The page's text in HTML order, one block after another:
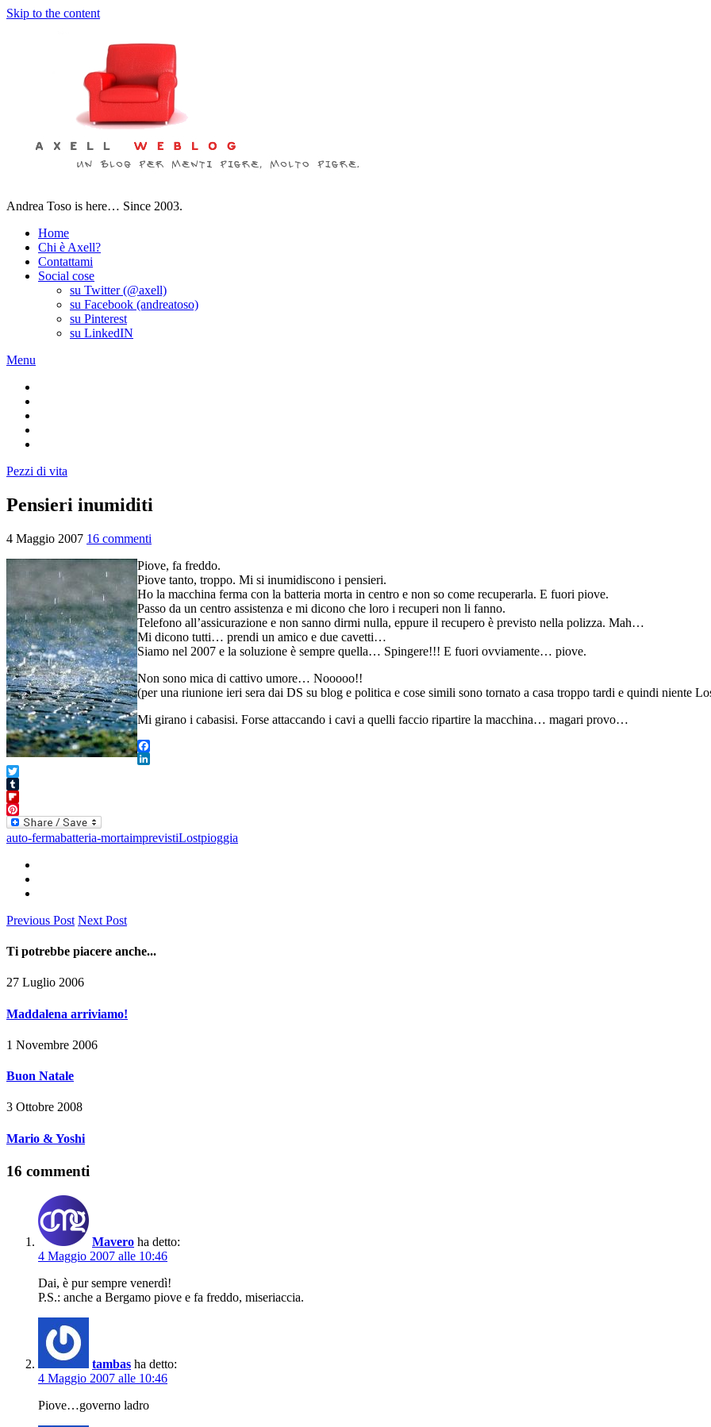
Skip to the content
Andrea Toso is here… Since 2003.
Home
Chi è Axell?
Contattami
Social cose
su Twitter (@axell)
su Facebook (andreatoso)
su Pinterest
su LinkedIN
Menu
Pezzi di vita
Pensieri inumiditi
4 Maggio 2007 16 commenti
Piove, fa freddo.
Piove tanto, troppo. Mi si inumidiscono i pensieri.
Ho la macchina ferma con la batteria morta in centro e non so come recuperarla. E fuori piove.
Passo da un centro assistenza e mi dicono che loro i recuperi non li fanno.
Telefono all’assicurazione e non sanno dirmi nulla, eppure il recupero è previsto nella polizza. Mah…
Mi dicono tutti… prendi un amico e due cavetti…
Siamo nel 2007 e la soluzione è sempre quella… Spingere!!! E fuori ovviamente… piove.
Non sono mica di cattivo umore… Nooooo!!
(per una riunione ieri sera dai DS su blog e politica e cose simili sono tornato a casa troppo tardi e quindi niente
Mi girano i cabasisi. Forse attaccando i cavi a quelli faccio ripartire la macchina… magari provo…
Facebook
LinkedIn
Twitter
Tumblr
Flipboard
Pinterest
auto-fermabatteria-mortaimprevistiLostpioggia
Previous Post Next Post
Ti potrebbe piacere anche...
27 Luglio 2006
Maddalena arriviamo!
1 Novembre 2006
Buon Natale
3 Ottobre 2008
Mario & Yoshi
16 commenti
Mavero ha detto:
4 Maggio 2007 alle 10:46
Dai, è pur sempre venerdì!
P.S.: anche a Bergamo piove e fa freddo, miseriaccia.
tambas ha detto:
4 Maggio 2007 alle 10:46
Piove…governo ladro